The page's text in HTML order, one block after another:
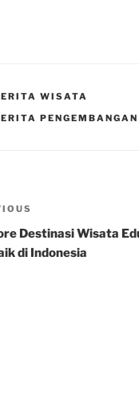
WISATA
Destinasi Wisata
di Indonesia